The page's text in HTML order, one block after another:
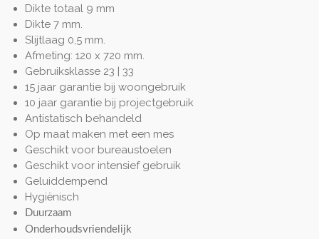
Dikte totaal 9 mm
Dikte 7 mm.
Slijtlaag 0,5 mm.
Afmeting: 120 x 720 mm.
Gebruiksklasse 23 | 33
15 jaar garantie bij woongebruik
10 jaar garantie bij projectgebruik
Antistatisch behandeld
Op maat maken met een mes
Geschikt voor bureaustoelen
Geschikt voor intensief gebruik
Geluiddempend
Hygiënisch
Duurzaam
Onderhoudsvriendelijk